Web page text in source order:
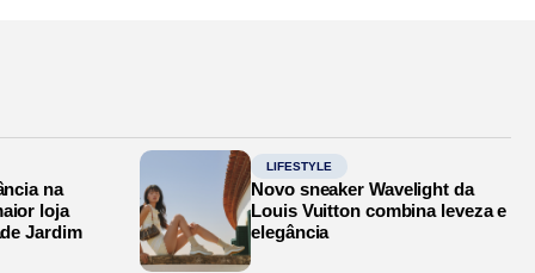
na
loja
Jardim
LIFESTYLE
Novo sneaker Wavelight da
Louis Vuitton combina leveza e
elegância